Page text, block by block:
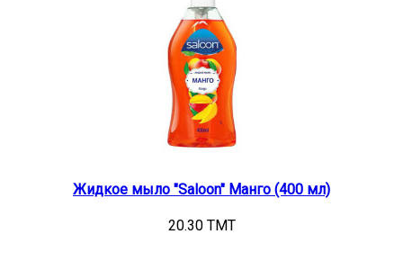
Жидкое мыло "Saloon" Манго (400 мл)
20.30 TMT